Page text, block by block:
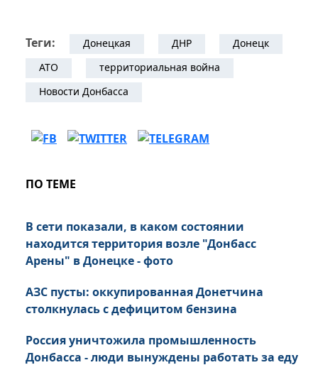
Теги: Донецкая ДНР
Донецк
АТО
территориальная война
Новости Донбасса
ПО ТЕМЕ
В сети показали, в каком состоянии
находится территория возле "Донбасс
Арены" в Донецке - фото
АЗС пусты: оккупированная Донетчина
столкнулась с дефицитом бензина
Россия уничтожила промышленность
Донбасса - люди вынуждены работать за еду